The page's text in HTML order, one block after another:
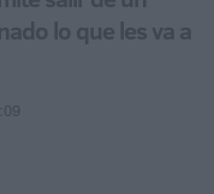
lo que les va a